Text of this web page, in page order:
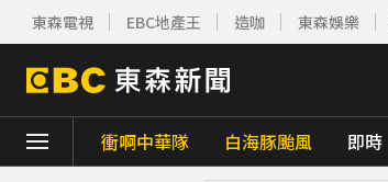
東森電視 EBC地產王 造咖 東森娛樂
衝啊中華隊 白海豚颱風 即時